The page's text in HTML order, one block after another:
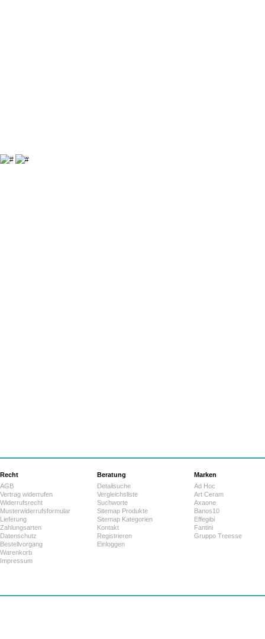
Recht
AGB
Vertrag widerrufen
Widerrufsrecht
Musterwiderrufsformular
Lieferung
Zahlungsarten
Datenschutz
Bestellvorgang
Warenkorb
Impressum
Beratung
Detailsuche
Vergleichsliste
Suchworte
Sitemap Produkte
Sitemap Kategorien
Kontakt
Registrieren
Einloggen
Marken
Ad Hoc
Art Ceram
Axaone
Banos10
Effegibi
Fantini
Gruppo Treesse